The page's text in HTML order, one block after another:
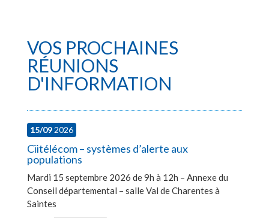
VOS PROCHAINES
RÉUNIONS
D'INFORMATION
15/092026
Ciitélécom – systèmes d’alerte aux
populations
Mardi 15 septembre 2026 de 9h à 12h – Annexe du
Conseil départemental – salle Val de Charentes à
Saintes